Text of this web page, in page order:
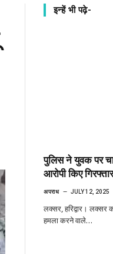
इन्हें भी पढ़े-
पुलिस ने युवक पर
आरोपी किए
अपराध JULY 12, 2025
लक्सर, हरिद्वार। लक्सर
हमला करने वाले…